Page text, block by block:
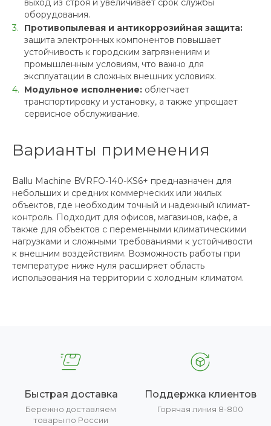
выход из строя и увеличивает срок службы
оборудования.
Противопылевая и антикоррозийная защита:
защита электронных компонентов повышает
устойчивость к городским загрязнениям и
промышленным условиям, что важно для
эксплуатации в сложных внешних условиях.
Модульное исполнение: облегчает
транспортировку и установку, а также упрощает
сервисное обслуживание.
Варианты применения
Ballu Machine BVRFO-140-KS6+ предназначен для
небольших и средних коммерческих или жилых
объектов, где необходим точный и надежный климат-
контроль. Подходит для офисов, магазинов, кафе, а
также для объектов с переменными климатическими
нагрузками и сложными требованиями к устойчивости
к внешним воздействиям. Возможность работы при
температуре ниже нуля расширяет область
использования на территории с холодным климатом.
Быстрая доставка
Бережно доставляем
товары по России
Поддержка клиентов
Горячая линия 8-800